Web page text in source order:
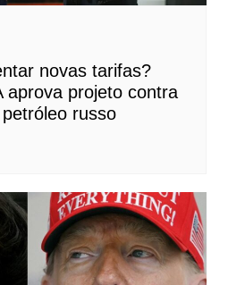
novas tarifas?
aprova projeto contra
russo